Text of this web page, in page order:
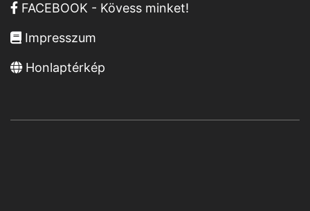
FACEBOOK - Kövess minket!
Impresszum
Honlaptérkép